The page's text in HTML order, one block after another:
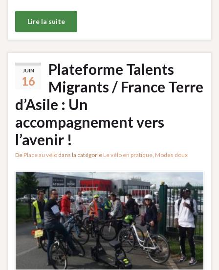
Lire la suite
JUIN
16
Plateforme Talents
Migrants / France Terre
d’Asile : Un
accompagnement vers
l’avenir !
De Place au vélo dans la catégorie Le vélo en pratique Modes doux